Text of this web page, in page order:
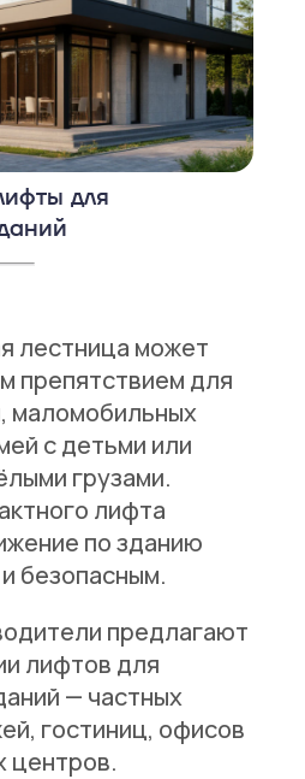
для
лестница может
препятствием для
маломобильных
с детьми или
грузами.
лифта
по зданию
безопасным.
предлагают
лифтов для
— частных
гостиниц, офисов
центров.